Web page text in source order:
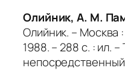
Олийник, А. М.
Олийник. – Москва
1988. – 288 с. : ил. –